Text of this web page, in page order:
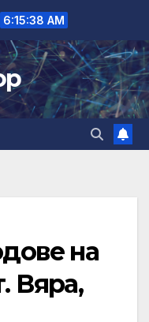
6:15:39 AM
на
Вяра,